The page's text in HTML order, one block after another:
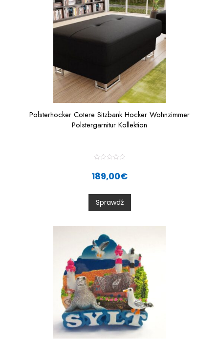
Polsterhocker Cotere Sitzbank Hocker Wohnzimmer
Polstergarnitur Kollektion
0
o
u
t
189,00€
Sprawdź